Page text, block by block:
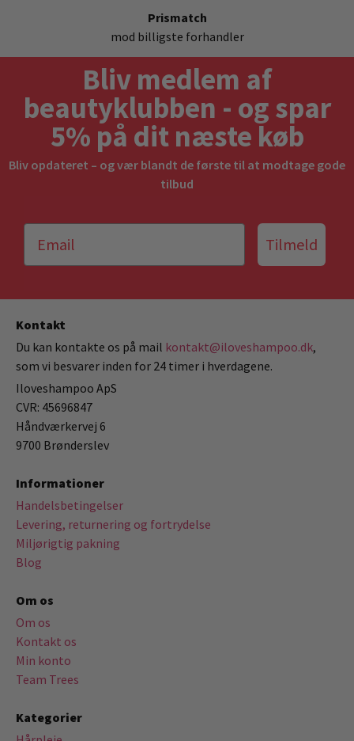
Prismatch
mod billigste forhandler
Bliv medlem af
beautyklubben - og spar
5% på dit næste køb
Bliv opdateret – og vær blandt de første til at modtage gode
tilbud
Tilmeld
Kontakt
Du kan kontakte os på mail kontakt@iloveshampoo.dk,
som vi besvarer inden for 24 timer i hverdagene.
Iloveshampoo ApS
CVR: 45696847
Håndværkervej 6
9700 Brønderslev
Informationer
Handelsbetingelser
Levering, returnering og fortrydelse
Miljørigtig pakning
Blog
Om os
Om os
Kontakt os
Min konto
Team Trees
Kategorier